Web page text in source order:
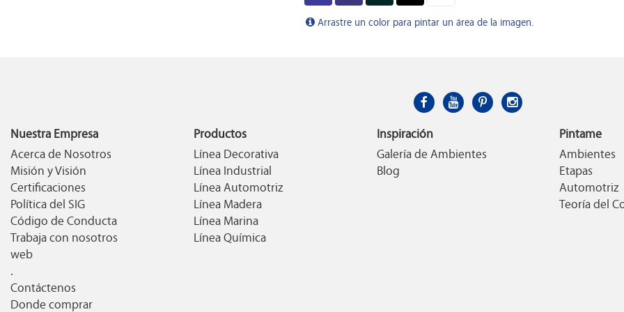
Arrastre un color para pintar un área de la imagen.
Nuestra Empresa
Acerca de Nosotros
Misión y Visión
Certificaciones
Política del SIG
Código de Conducta
Trabaja con nosotros
web
.
Contáctenos
Donde comprar
Productos
Línea Decorativa
Línea Industrial
Línea Automotriz
Línea Madera
Línea Marina
Línea Química
Inspiración
Galería de Ambientes
Blog
Pintame
Ambientes
Etapas
Automotriz
Teoría del